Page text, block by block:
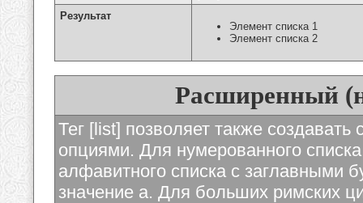
Результат
Элемент списка 1
Элемент списка 2
Расширенный
Тег [list] позволяет также
опциями. Для нумерованного
алфавитного списка с заглавными
значение а. Для больших римских